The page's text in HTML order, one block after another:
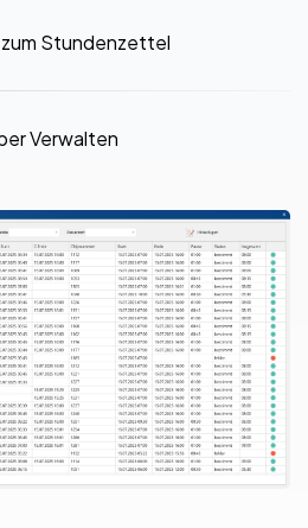
Stundenzettel
Verwalten